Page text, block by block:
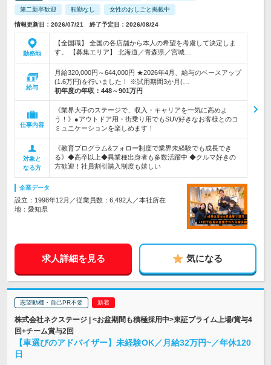
第二新卒歓迎 転勤なし 女性のおしごと掲載中
情報更新日：2026/07/21 終了予定日：2026/08/24
勤務地
【全国職】 全国の各店舗から本人の希望を考慮して決定しま
す。 【募集エリア】 北海道／青森県／宮城…
給与
月給320,000円～644,000円 ★2026年4月、給与のベースアップ
(1.6万円)を行いました！ ※試用期間3か月(…
初年度の年収： 448～901万円
仕事内容
《業界大手のステージで、収入・キャリアを一気に高めよ
う！》●アウトドア用・街乗り用でもSUV好きなお客様とのコ
ミュニケーションを楽しめます！
対象と
なる方
《教育プログラム&フォロー制度で業界未経験でも成長でき
る》◆高卒以上◆異業種出身者も多数活躍中 ◆クルマ好きの
方歓迎！社員割引購入制度も嬉しい
企業データ
設立：1998年12月／従業員数：6,492人／本社所在
地：愛知県
求人詳細を見る 気になる
志望動機・自己PR不要
株式会社ネクステージ | <お盆期間も積極採用中>東証プライム上場/賞与4
回+チーム賞与2回
【車選びのアドバイザー】未経験OK／月給32万円~／年休120
日